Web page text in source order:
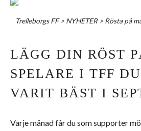
Trelleborgs FF> NYHETER> Rösta på
LÄGG DIN RÖST
SPELARE I TFF
VARIT BÄST I
Varje månad får du som supporter